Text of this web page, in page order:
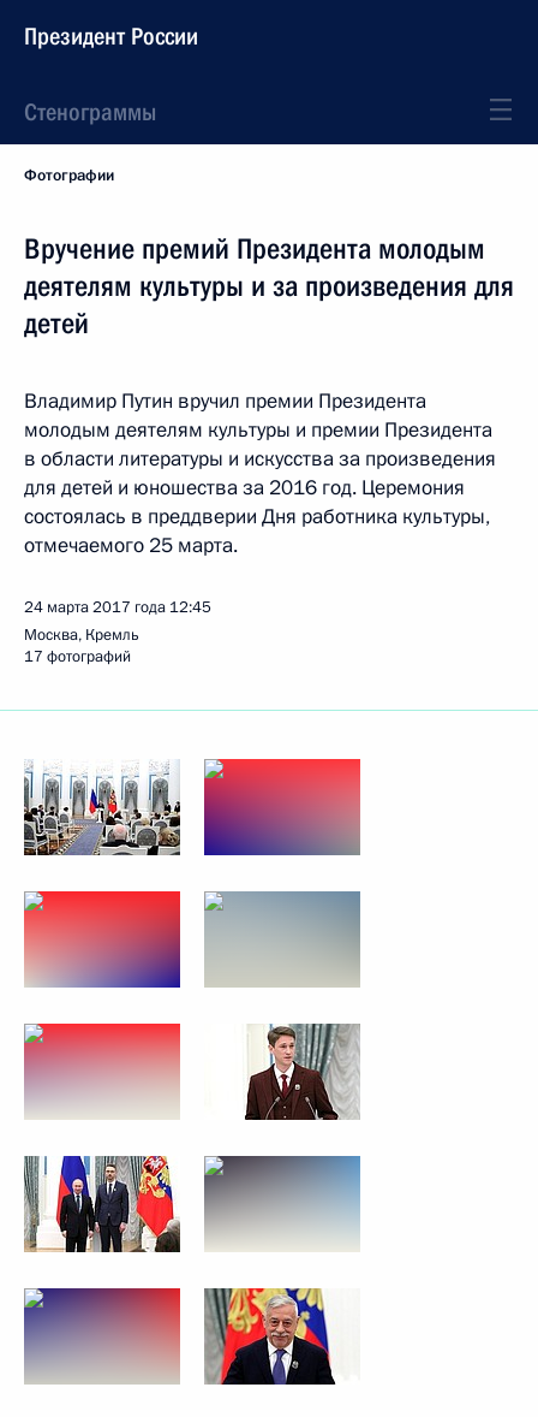
Президент России
Стенограммы
Фотографии
Вручение премий Президента молодым
деятелям культуры и за произведения для
детей
Владимир Путин вручил премии Президента
молодым деятелям культуры и премии Президента
в области литературы и искусства за произведения
для детей и юношества за 2016 год. Церемония
состоялась в преддверии Дня работника культуры,
отмечаемого 25 марта.
24 марта 2017 года 12:45
Москва, Кремль
17 фотографий